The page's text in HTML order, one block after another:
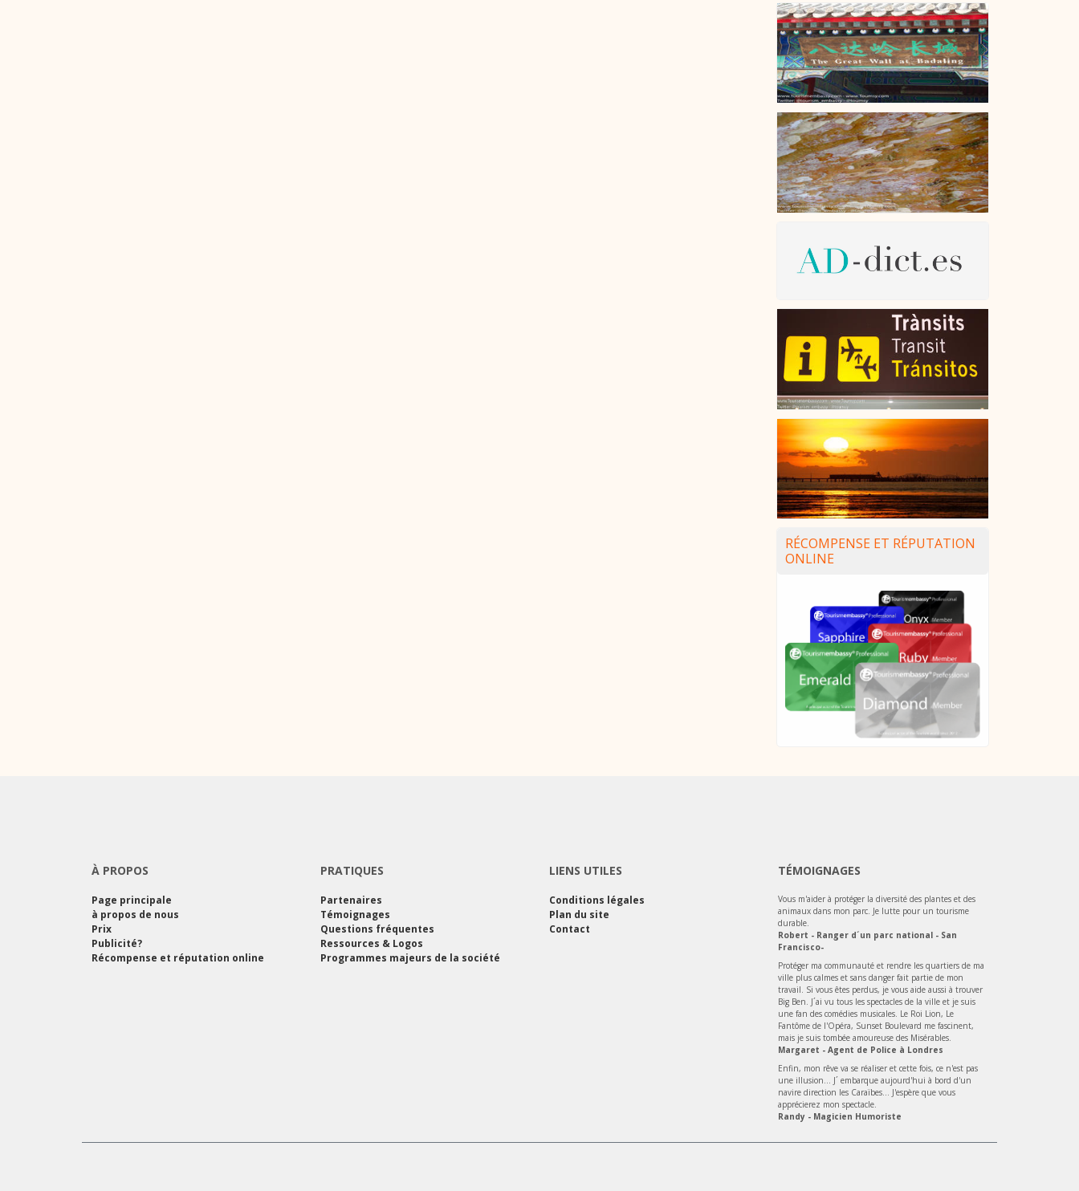
RÉCOMPENSE ET RÉPUTATION
ONLINE
À PROPOS
Page principale
à propos de nous
Prix
Publicité?
Récompense et réputation online
PRATIQUES
Partenaires
Témoignages
Questions fréquentes
Ressources & Logos
Programmes majeurs de la société
LIENS UTILES
Conditions légales
Plan du site
Contact
TÉMOIGNAGES
Vous m'aider à protéger la diversité des plantes et des
animaux dans mon parc. Je lutte pour un tourisme
durable.
Robert - Ranger d´un parc national - San
Francisco-
Protéger ma communauté et rendre les quartiers de ma
ville plus calmes et sans danger fait partie de mon
travail. Si vous êtes perdus, je vous aide aussi à trouver
Big Ben. J´ai vu tous les spectacles de la ville et je suis
une fan des comédies musicales. Le Roi Lion, Le
Fantôme de l'Opéra, Sunset Boulevard me fascinent,
mais je suis tombée amoureuse des Misérables.
Margaret - Agent de Police à Londres
Enfin, mon rêve va se réaliser et cette fois, ce n'est pas
une illusion... J´ embarque aujourd'hui à bord d'un
navire direction les Caraïbes... J'espère que vous
apprécierez mon spectacle.
Randy - Magicien Humoriste